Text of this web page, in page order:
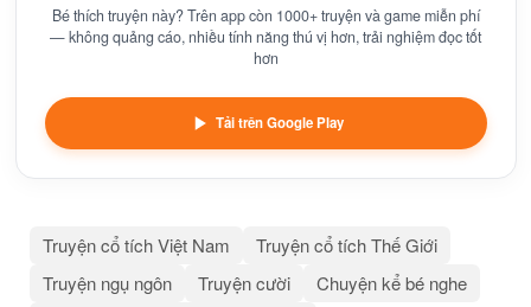
Bé thích truyện này? Trên app còn 1000+ truyện và game miễn phí
— không quảng cáo, nhiều tính năng thú vị hơn, trải nghiệm đọc tốt
hơn
Tải trên Google Play
Truyện cổ tích Việt Nam
Truyện cổ tích Thế Giới
Truyện ngụ ngôn
Truyện cười
Chuyện kể bé nghe